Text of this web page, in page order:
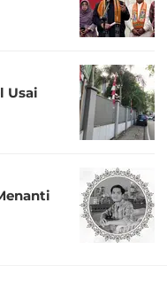
Usai